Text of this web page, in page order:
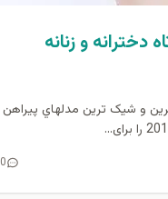
و زنانه
و شیک ترین مدلهاي پيراهن
0